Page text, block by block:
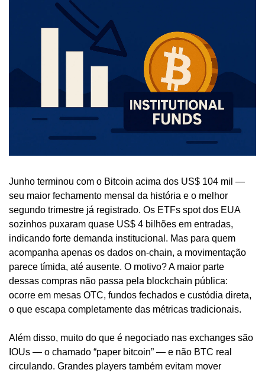
Junho terminou com o Bitcoin acima dos US$ 104 mil —
seu maior fechamento mensal da história e o melhor
segundo trimestre já registrado. Os ETFs spot dos EUA
sozinhos puxaram quase US$ 4 bilhões em entradas,
indicando forte demanda institucional. Mas para quem
acompanha apenas os dados on-chain, a movimentação
parece tímida, até ausente. O motivo? A maior parte
dessas compras não passa pela blockchain pública:
ocorre em mesas OTC, fundos fechados e custódia direta,
o que escapa completamente das métricas tradicionais.
Além disso, muito do que é negociado nas exchanges são
IOUs — o chamado “paper bitcoin” — e não BTC real
circulando. Grandes players também evitam mover